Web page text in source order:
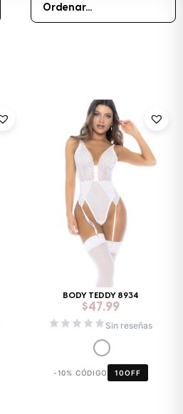
BODY TEDDY 8934
$47.99
Sin reseñas
-10% CÓDIGO 10OFF